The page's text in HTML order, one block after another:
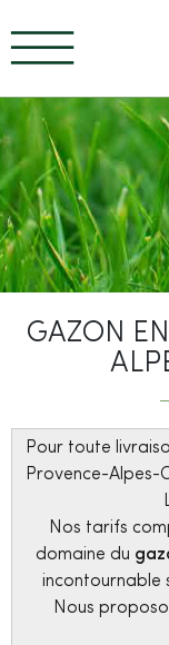
GAZON
Pour toute
Provence-Alpes-
Nos tarifs
domaine du
incontournable
Nous